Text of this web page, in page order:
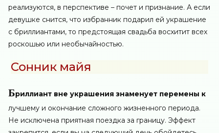
реализуются, в перспективе – почет и признание. А если
девушке снится, что избранник подарил ей украшение
с бриллиантами, то предстоящая свадьба восхитит всех
роскошью или необычайностью.
Сонник майя
Бриллиант вне украшения знаменует перемены к
лучшему и окончание сложного жизненного периода.
Не исключена приятная поездка за границу. Эффект